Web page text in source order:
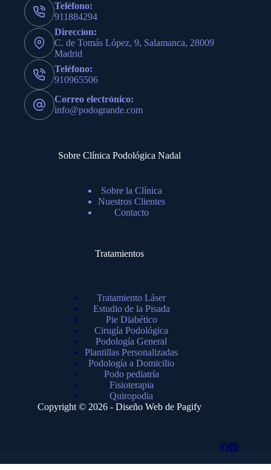
Teléfono:
911884294
Direccíon:
C. de Tomás López, 9, Salamanca, 28009
Madrid
Teléfono:
910965506
Correo electrónico:
info@podogrande.com
Sobre Clínica Podológica Nadal
Sobre la Clínica
Nuestros Clientes
Contacto
Tratamientos
Tratamiento Láser
Estudio de la Pisada
Pie Diabético
Cirugía Podológica
Podología General
Plantillas Personalizadas
Podología a Domicilio
Podo pediatría
Fisioterapia
Quiropodia
Copyright © 2026 - Diseño Web de Pagify